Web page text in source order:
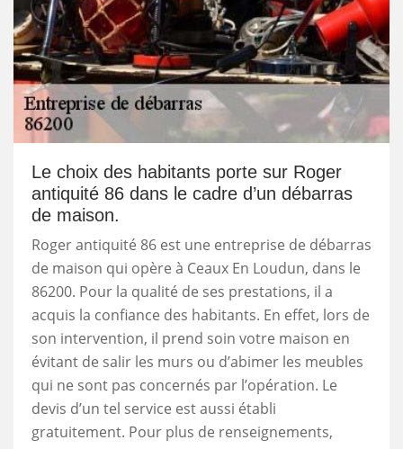
Le choix des habitants porte sur Roger
antiquité 86 dans le cadre d’un débarras
de maison.
Roger antiquité 86 est une entreprise de débarras
de maison qui opère à Ceaux En Loudun, dans le
86200. Pour la qualité de ses prestations, il a
acquis la confiance des habitants. En effet, lors de
son intervention, il prend soin votre maison en
évitant de salir les murs ou d’abimer les meubles
qui ne sont pas concernés par l’opération. Le
devis d’un tel service est aussi établi
gratuitement. Pour plus de renseignements,